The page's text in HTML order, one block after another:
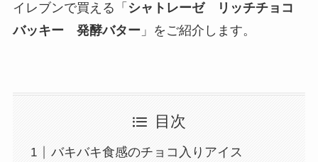
イレブンで買える「 シャトレーゼ リッチチョコ
バッキー 発酵バター 」をご紹介します。
目次
バキバキ食感のチョコ入りアイス